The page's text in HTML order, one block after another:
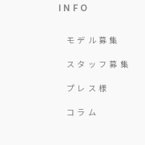
INFO
モデル募集
スタッフ募集
プレス様
コラム